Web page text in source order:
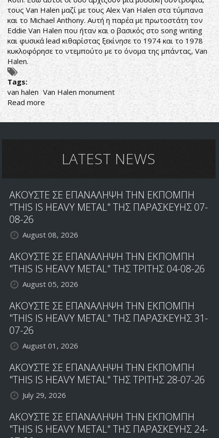
τους Van Halen μαζί με τους Alex Van Halen στα τύμπανα
και το Michael Anthony. Αυτή η παρέα με πρωτοστάτη τον
Eddie Van Halen που ήταν και ο βασικός στο song writing
και φυσικά lead κιθαρίστας ξεκίνησε το 1974 και το 1978
κυκλοφόρησε το ντεμπούτο με το όνομα της μπάντας, Van
Halen.
Tags:
van halen Van Halen monument
Read more about
ΠΑΙΧΝΙΔΙΑ
ΜΕ
ΚΙΘΑΡΑΣLATEST NEWS
ΑΚΟΥΣΤΕ ΣΕ ΕΠΑΝΑΛΗΨΗ ΤΗΝ ΕΚΠΟΜΠΗ
"THIS IS HEAVY METAL" ΤΗΣ ΠΑΡΑΣΚΕΥΗΣ 07-
08-26
August 08, 2026
ΑΚΟΥΣΤΕ ΣΕ ΕΠΑΝΑΛΗΨΗ ΤΗΝ ΕΚΠΟΜΠΗ
"THIS IS HEAVY METAL" ΤΗΣ ΤΡΙΤΗΣ 04-08-26
August 05, 2026
ΑΚΟΥΣΤΕ ΣΕ ΕΠΑΝΑΛΗΨΗ ΤΗΝ ΕΚΠΟΜΠΗ
"THIS IS HEAVY METAL" ΤΗΣ ΠΑΡΑΣΚΕΥΗΣ 31-
07-26
August 01, 2026
ΑΚΟΥΣΤΕ ΣΕ ΕΠΑΝΑΛΗΨΗ ΤΗΝ ΕΚΠΟΜΠΗ
"THIS IS HEAVY METAL" ΤΗΣ ΤΡΙΤΗΣ 28-07-26
July 29, 2026
ΑΚΟΥΣΤΕ ΣΕ ΕΠΑΝΑΛΗΨΗ ΤΗΝ ΕΚΠΟΜΠΗ
"THIS IS HEAVY METAL" ΤΗΣ ΠΑΡΑΣΚΕΥΗΣ 24-